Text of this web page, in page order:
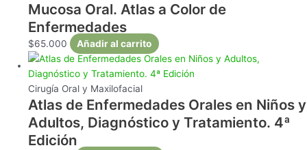
Mucosa Oral. Atlas a Color de
Enfermedades
$65.000 Añadir al carrito
Cirugía Oral y Maxilofacial
Atlas de Enfermedades Orales en Niños y
Adultos, Diagnóstico y Tratamiento. 4ª
Edición